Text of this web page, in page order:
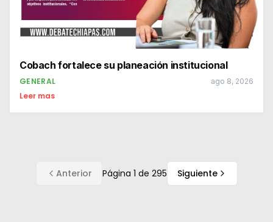
Cobach fortalece su planeación institucional
GENERAL ago 8, 2026
Leer mas
Anterior Página 1 de 295 Siguiente